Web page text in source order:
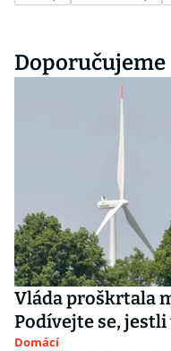
Doporučujeme
Vláda proškrtala
Podívejte se,
Domácí